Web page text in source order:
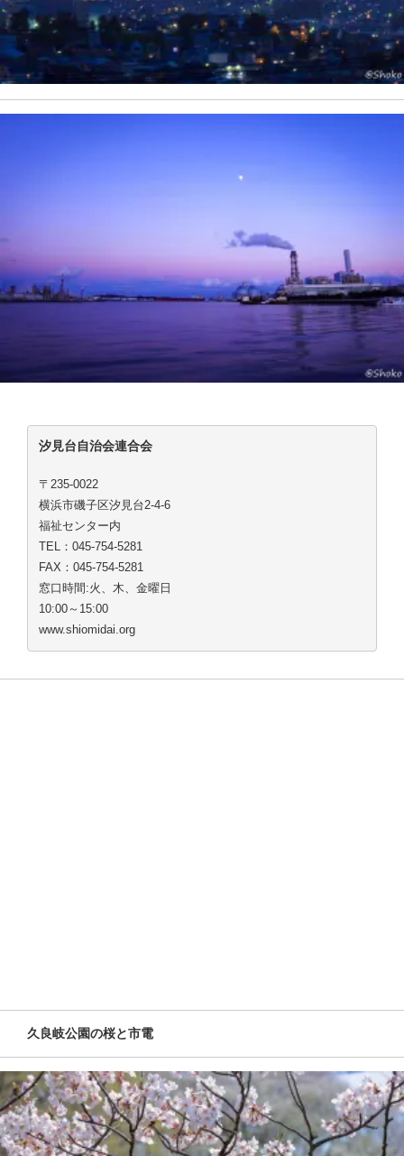
汐見台自治会連合会
〒235-0022
横浜市磯子区汐見台2-4-6
福祉センター内
TEL：045-754-5281
FAX：045-754-5281
窓口時間:火、木、金曜日
10:00～15:00
www.shiomidai.org
久良岐公園の桜と市電